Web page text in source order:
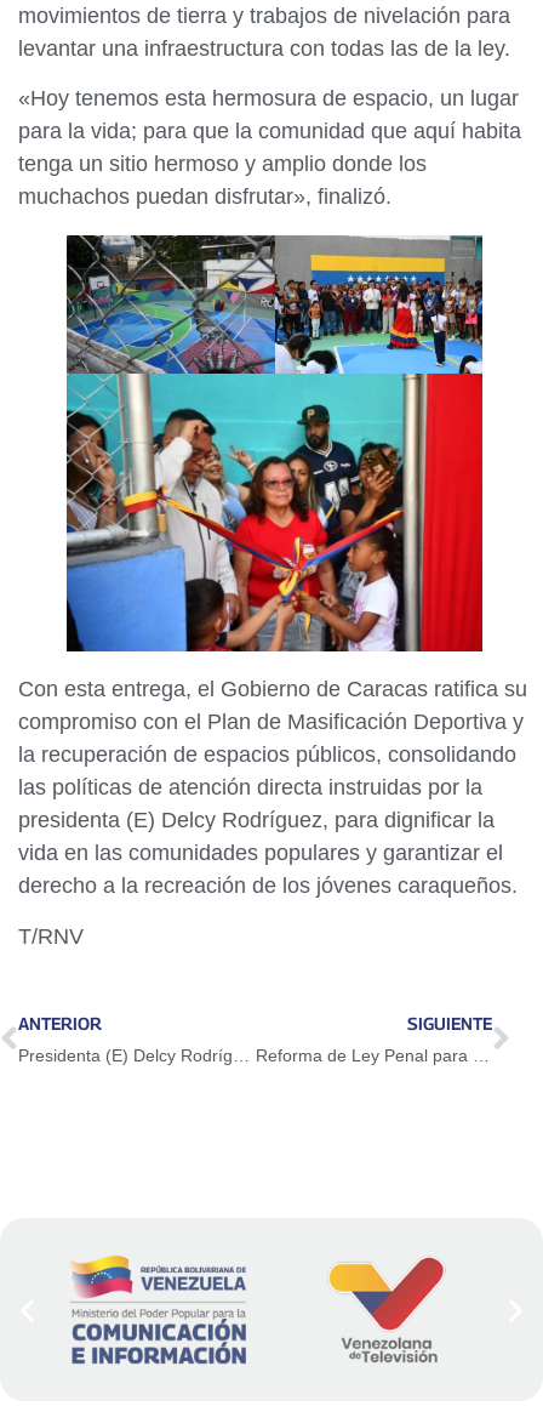
movimientos de tierra y trabajos de nivelación para
levantar una infraestructura con todas las de la ley.
«Hoy tenemos esta hermosura de espacio, un lugar
para la vida; para que la comunidad que aquí habita
tenga un sitio hermoso y amplio donde los
muchachos puedan disfrutar», finalizó.
Con esta entrega, el Gobierno de Caracas ratifica su
compromiso con el Plan de Masificación Deportiva y
la recuperación de espacios públicos, consolidando
las políticas de atención directa instruidas por la
presidenta (E) Delcy Rodríguez, para dignificar la
vida en las comunidades populares y garantizar el
derecho a la recreación de los jóvenes caraqueños.
T/RNV
ANTERIOR SIGUIENTE